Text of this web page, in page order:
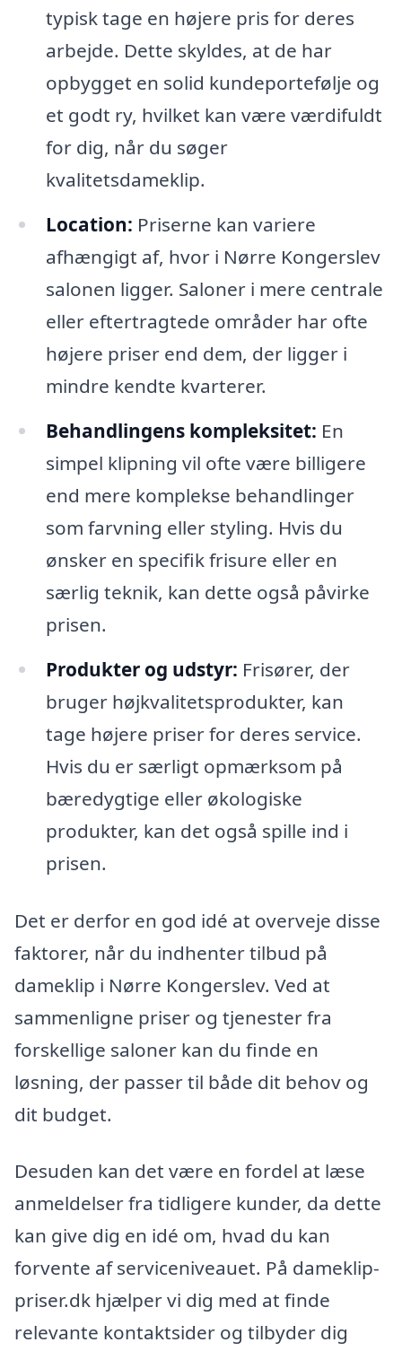
typisk tage en højere pris for deres
arbejde. Dette skyldes, at de har
opbygget en solid kundeportefølje og
et godt ry, hvilket kan være værdifuldt
for dig, når du søger
kvalitetsdameklip.
Location: Priserne kan variere
afhængigt af, hvor i Nørre Kongerslev
salonen ligger. Saloner i mere centrale
eller eftertragtede områder har ofte
højere priser end dem, der ligger i
mindre kendte kvarterer.
Behandlingens kompleksitet: En
simpel klipning vil ofte være billigere
end mere komplekse behandlinger
som farvning eller styling. Hvis du
ønsker en specifik frisure eller en
særlig teknik, kan dette også påvirke
prisen.
Produkter og udstyr: Frisører, der
bruger højkvalitetsprodukter, kan
tage højere priser for deres service.
Hvis du er særligt opmærksom på
bæredygtige eller økologiske
produkter, kan det også spille ind i
prisen.
Det er derfor en god idé at overveje disse
faktorer, når du indhenter tilbud på
dameklip i Nørre Kongerslev. Ved at
sammenligne priser og tjenester fra
forskellige saloner kan du finde en
løsning, der passer til både dit behov og
dit budget.
Desuden kan det være en fordel at læse
anmeldelser fra tidligere kunder, da dette
kan give dig en idé om, hvad du kan
forvente af serviceniveauet. På dameklip-
priser.dk hjælper vi dig med at finde
relevante kontaktsider og tilbyder dig